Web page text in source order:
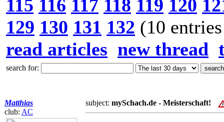
115 116 117 118 119 120
129 130 131 132 (10
read articles new thread
search for:
Matthias
club: AC
subject: mySchach.de - Meisterschaft!